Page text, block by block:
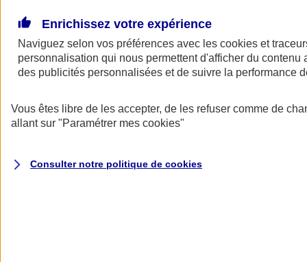
dirigeants. Avec le contrat de Prévoyance AVIZEN PRO sur
mesure, vous garantissez votre tranquillité d'esprit dans le cadre de
votre activité et mettez à l’abri vos proches de potentielles difficultés
financières, en cas d'incapacité de travail, d'invalidité ou de décès.
Ce qui fait la différence
Enrichissez votre expérience
Naviguez selon vos préférences avec les cookies et
personnalisation qui nous permettent d'afficher du contenu
des publicités personnalisées et de suivre la performance
Vous êtes libre de les accepter, de les refuser comme de
allant sur "Paramétrer mes cookies"
Consulter notre politique de cookies